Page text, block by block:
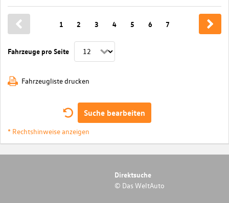
Fahrzeuge pro Seite
1 2 3 4 5 6 7
Fahrzeugliste drucken
Suche bearbeiten
* Rechtshinweise anzeigen
Direktsuche
© Das WeltAuto